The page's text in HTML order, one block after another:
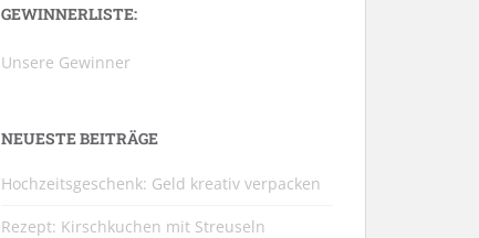
GEWINNERLISTE:
Unsere Gewinner
NEUESTE BEITRÄGE
Hochzeitsgeschenk: Geld kreativ verpacken
Rezept: Kirschkuchen mit Streuseln